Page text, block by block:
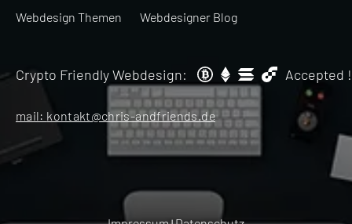
Webdesign Themen Webdesigner Blog
Crypto Friendly Webdesign: Accepted !
mail: kontakt@chris-andfriends.de